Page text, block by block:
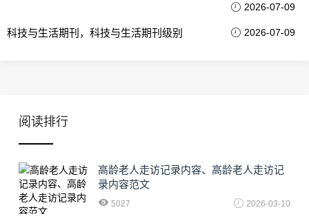
2026-07-09
科技与生活期刊，科技与生活期刊级别 2026-07-09
阅读排行
高龄老人走访记录内容、高龄老人走访记
录内容范文
5027 2026-03-10